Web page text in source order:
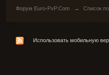
Форум Euro-PvP.Com → Список
Использовать мобильную